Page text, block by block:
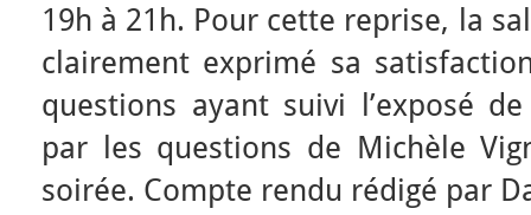
19h à 21h. Pour cette reprise, la
clairement exprimé sa
questions ayant suivi l’exposé
par les questions de Michèle
soirée. Compte rendu rédigé par